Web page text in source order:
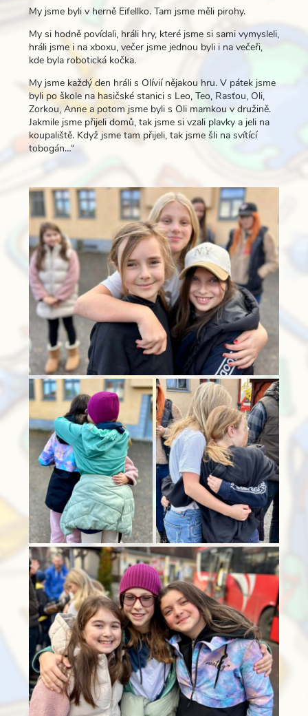
My jsme byli v herně Eifellko. Tam jsme měli pirohy.
My si hodně povídali, hráli hry, které jsme si sami vymysleli,
hráli jsme i na xboxu, večer jsme jednou byli i na večeři,
kde byla robotická kočka.
My jsme každý den hráli s Olívií nějakou hru. V pátek jsme
byli po škole na hasičské stanici s Leo, Teo, Rasťou, Oli,
Zorkou, Anne a potom jsme byli s Oli mamkou v družině.
Jakmile jsme přijeli domů, tak jsme si vzali plavky a jeli na
koupaliště. Když jsme tam přijeli, tak jsme šli na svítící
tobogán…“